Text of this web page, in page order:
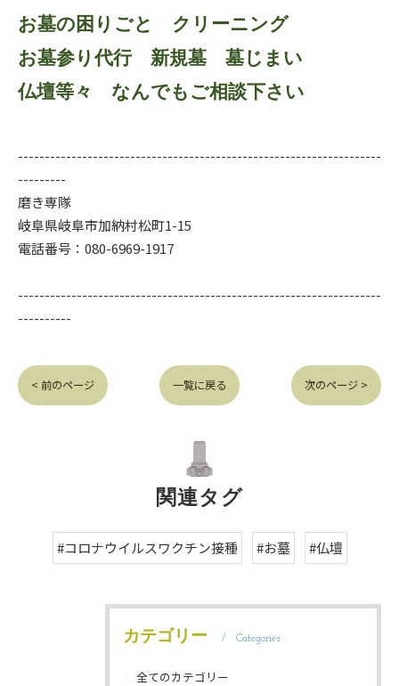
お墓の困りごと クリーニング
お墓参り代行 新規墓 墓じまい
仏壇等々 なんでもご相談下さい
--------------------------------------------------------------------
---------
磨き専隊
岐阜県岐阜市加納村松町1-15
電話番号：080-6969-1917
--------------------------------------------------------------------
----------
< 前のページ 一覧に戻る 次のページ >
関連タグ
#コロナウイルスワクチン接種 #お墓 #仏壇
カテゴリー Categories
全てのカテゴリー